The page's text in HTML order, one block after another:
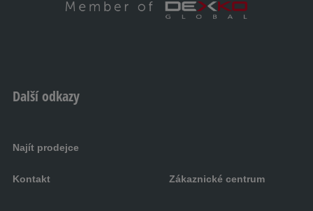
Další odkazy
Najít prodejce
Kontakt Zákaznické centrum